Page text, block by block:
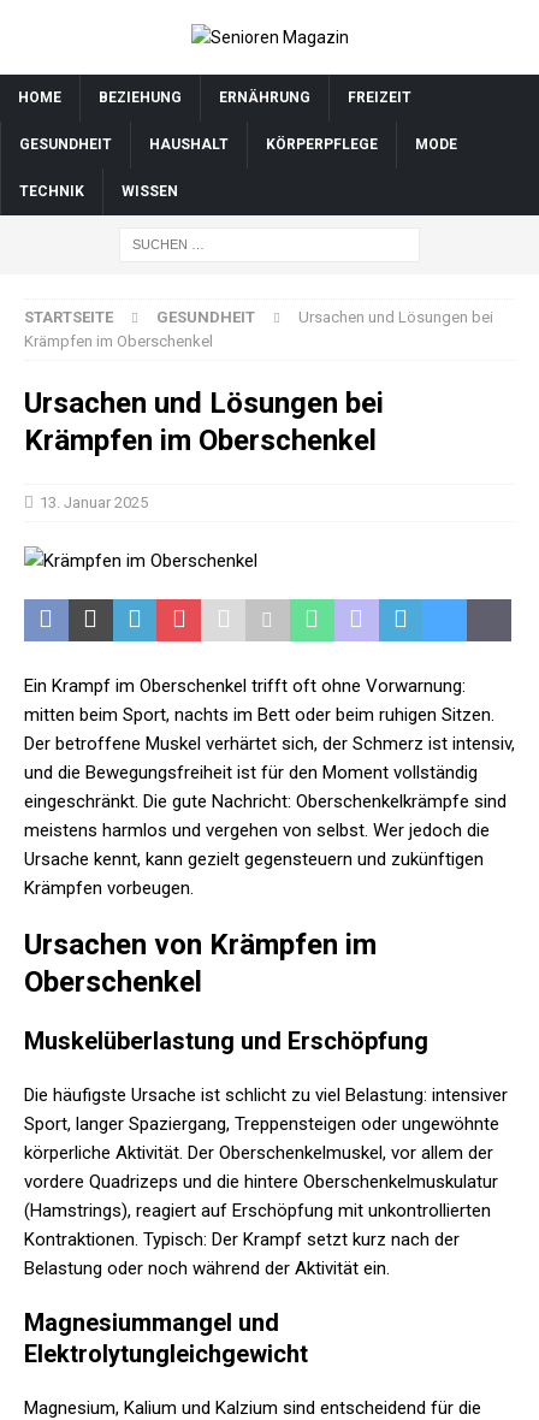
HOME BEZIEHUNG ERNÄHRUNG FREIZEIT
GESUNDHEIT HAUSHALT KÖRPERPFLEGE MODE
TECHNIK WISSEN
STARTSEITE GESUNDHEIT
Ursachen und Lösungen bei
Krämpfen im Oberschenkel
Ursachen und Lösungen bei
Krämpfen im Oberschenkel
13. Januar 2025
Ein Krampf im Oberschenkel trifft oft ohne Vorwarnung:
mitten beim Sport, nachts im Bett oder beim ruhigen Sitzen.
Der betroffene Muskel verhärtet sich, der Schmerz ist intensiv,
und die Bewegungsfreiheit ist für den Moment vollständig
eingeschränkt. Die gute Nachricht: Oberschenkelkrämpfe sind
meistens harmlos und vergehen von selbst. Wer jedoch die
Ursache kennt, kann gezielt gegensteuern und zukünftigen
Krämpfen vorbeugen.
Ursachen von Krämpfen im
Oberschenkel
Muskelüberlastung und Erschöpfung
Die häufigste Ursache ist schlicht zu viel Belastung: intensiver
Sport, langer Spaziergang, Treppensteigen oder ungewöhnte
körperliche Aktivität. Der Oberschenkelmuskel, vor allem der
vordere Quadrizeps und die hintere Oberschenkelmuskulatur
(Hamstrings), reagiert auf Erschöpfung mit unkontrollierten
Kontraktionen. Typisch: Der Krampf setzt kurz nach der
Belastung oder noch während der Aktivität ein.
Magnesiummangel und
Elektrolytungleichgewicht
Magnesium, Kalium und Kalzium sind entscheidend für die